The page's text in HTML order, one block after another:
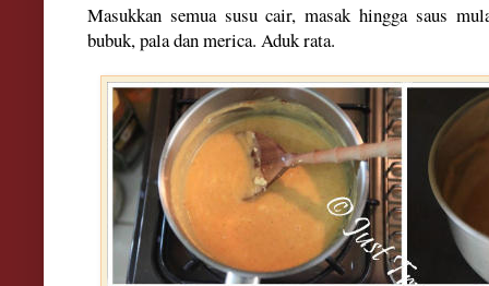
Masukkan semua susu cair, masak hingga saus
bubuk, pala dan merica. Aduk rata.